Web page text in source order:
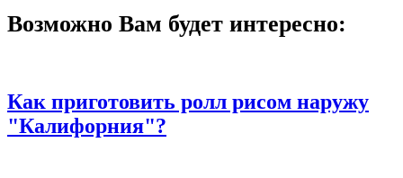
Возможно Вам будет интересно:
Как приготовить ролл рисом наружу
"Калифорния"?